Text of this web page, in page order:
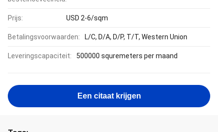
Prijs: USD 2-6/sqm
Betalingsvoorwaarden: L/C, D/A, D/P, T/T, Western Union
Leveringscapaciteit: 500000 squremeters per maand
Een citaat krijgen